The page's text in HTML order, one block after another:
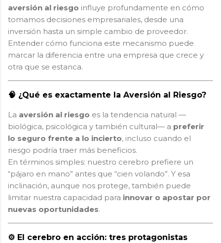
aversión al riesgo influye profundamente en cómo
tomamos decisiones empresariales, desde una
inversión hasta un simple cambio de proveedor.
Entender cómo funciona este mecanismo puede
marcar la diferencia entre una empresa que crece y
otra que se estanca.
🧠 ¿Qué es exactamente la Aversión al Riesgo?
La aversión al riesgo es la tendencia natural —
biológica, psicológica y también cultural— a preferir
lo seguro frente a lo incierto, incluso cuando el
riesgo podría traer más beneficios.
En términos simples: nuestro cerebro prefiere un
“pájaro en mano” antes que “cien volando”. Y esa
inclinación, aunque nos protege, también puede
limitar nuestra capacidad para innovar o apostar por
nuevas oportunidades.
⚙️ El cerebro en acción: tres protagonistas